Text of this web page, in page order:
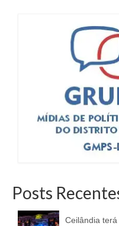
Posts
Ceilândia